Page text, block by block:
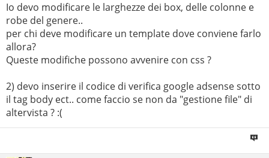
Io devo modificare le larghezze dei box, delle colonne e
robe del genere..
per chi deve modificare un template dove conviene farlo
allora?
Queste modifiche possono avvenire con css ?
2) devo inserire il codice di verifica google adsense sotto
il tag body ect.. come faccio se non da "gestione file" di
altervista ? :(